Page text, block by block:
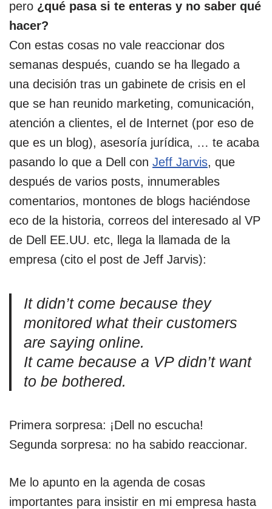
pero ¿qué pasa si te enteras y no saber qué
hacer?
Con estas cosas no vale reaccionar dos
semanas después, cuando se ha llegado a
una decisión tras un gabinete de crisis en el
que se han reunido marketing, comunicación,
atención a clientes, el de Internet (por eso de
que es un blog), asesoría jurídica, … te acaba
pasando lo que a Dell con Jeff Jarvis, que
después de varios posts, innumerables
comentarios, montones de blogs haciéndose
eco de la historia, correos del interesado al VP
de Dell EE.UU. etc, llega la llamada de la
empresa (cito el post de Jeff Jarvis):
It didn’t come because they
monitored what their customers
are saying online.
It came because a VP didn’t want
to be bothered.
Primera sorpresa: ¡Dell no escucha!
Segunda sorpresa: no ha sabido reaccionar.
Me lo apunto en la agenda de cosas
importantes para insistir en mi empresa hasta